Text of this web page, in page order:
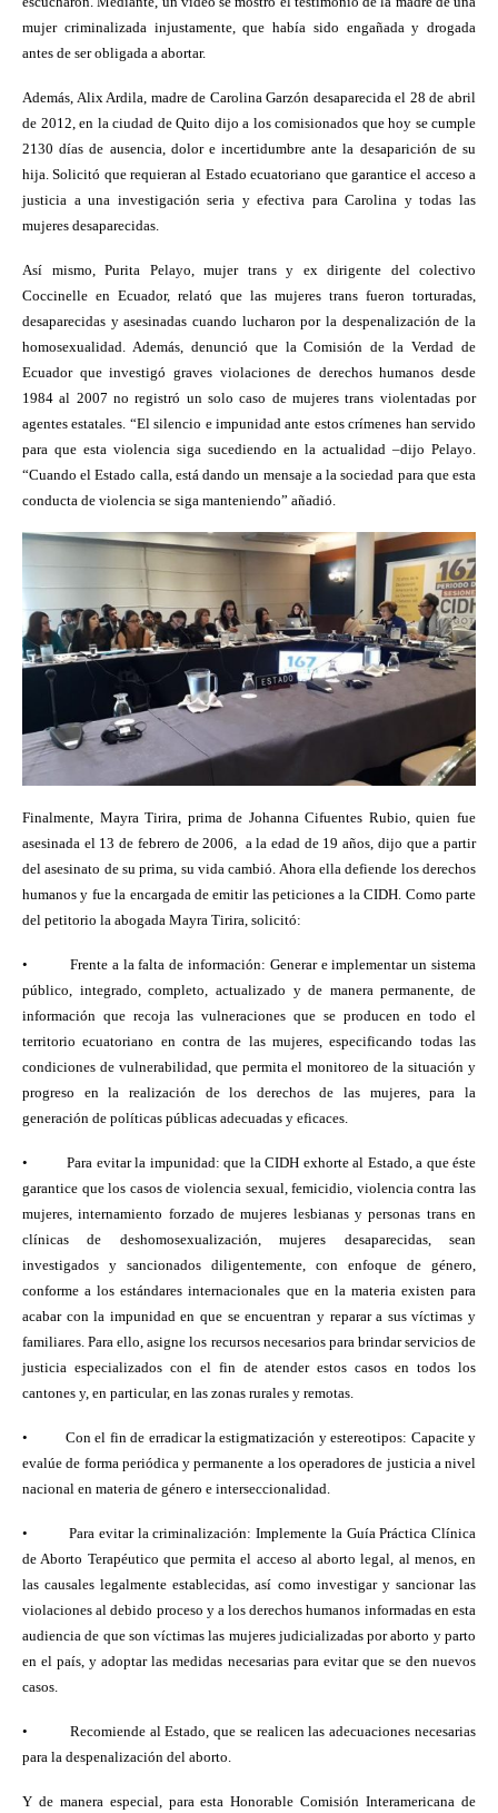
mujer criminalizada injustamente, que había sido engañada y drogada
antes de ser obligada a abortar.
Además, Alix Ardila, madre de Carolina Garzón desaparecida el 28 de abril
de 2012, en la ciudad de Quito dijo a los comisionados que hoy se cumple
2130 días de ausencia, dolor e incertidumbre ante la desaparición de su
hija. Solicitó que requieran al Estado ecuatoriano que garantice el acceso a
justicia a una investigación seria y efectiva para Carolina y todas las
mujeres desaparecidas.
Así mismo, Purita Pelayo, mujer trans y ex dirigente del colectivo
Coccinelle en Ecuador, relató que las mujeres trans fueron torturadas,
desaparecidas y asesinadas cuando lucharon por la despenalización de la
homosexualidad. Además, denunció que la Comisión de la Verdad de
Ecuador que investigó graves violaciones de derechos humanos desde
1984 al 2007 no registró un solo caso de mujeres trans violentadas por
agentes estatales. “El silencio e impunidad ante estos crímenes han servido
para que esta violencia siga sucediendo en la actualidad –dijo Pelayo.
“Cuando el Estado calla, está dando un mensaje a la sociedad para que esta
conducta de violencia se siga manteniendo” añadió.
Finalmente, Mayra Tirira, prima de Johanna Cifuentes Rubio, quien fue
asesinada el 13 de febrero de 2006, a la edad de 19 años, dijo que a partir
del asesinato de su prima, su vida cambió. Ahora ella defiende los derechos
humanos y fue la encargada de emitir las peticiones a la CIDH. Como parte
del petitorio la abogada Mayra Tirira, solicitó:
•
Frente a la falta de información: Generar e implementar un sistema
público, integrado, completo, actualizado y de manera permanente, de
información que recoja las vulneraciones que se producen en todo el
territorio ecuatoriano en contra de las mujeres, especificando todas las
condiciones de vulnerabilidad, que permita el monitoreo de la situación y
progreso en la realización de los derechos de las mujeres, para la
generación de políticas públicas adecuadas y eficaces.
•
Para evitar la impunidad: que la CIDH exhorte al Estado, a que éste
garantice que los casos de violencia sexual, femicidio, violencia contra las
mujeres, internamiento forzado de mujeres lesbianas y personas trans en
clínicas de deshomosexualización, mujeres desaparecidas, sean
investigados y sancionados diligentemente, con enfoque de género,
conforme a los estándares internacionales que en la materia existen para
acabar con la impunidad en que se encuentran y reparar a sus víctimas y
familiares. Para ello, asigne los recursos necesarios para brindar servicios de
justicia especializados con el fin de atender estos casos en todos los
cantones y, en particular, en las zonas rurales y remotas.
•
Con el fin de erradicar la estigmatización y estereotipos: Capacite y
evalúe de forma periódica y permanente a los operadores de justicia a nivel
nacional en materia de género e interseccionalidad.
•
Para evitar la criminalización: Implemente la Guía Práctica Clínica
de Aborto Terapéutico que permita el acceso al aborto legal, al menos, en
las causales legalmente establecidas, así como investigar y sancionar las
violaciones al debido proceso y a los derechos humanos informadas en esta
audiencia de que son víctimas las mujeres judicializadas por aborto y parto
en el país, y adoptar las medidas necesarias para evitar que se den nuevos
casos.
•
Recomiende al Estado, que se realicen las adecuaciones necesarias
para la despenalización del aborto.
Y de manera especial, para esta Honorable Comisión Interamericana de